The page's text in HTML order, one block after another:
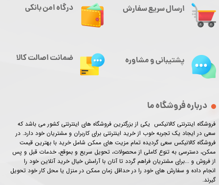
ارسال سریع سفارش
درباره فروشگاه ما
فروشگاه اینترنتی کالانیکس یکی از بزرگترین فروشگاه های اینترنتی کشور می باشد که
سعی در ایجاد یک تجربه خوب از خرید اینترنتی برای کاربران و مشتریان خود دارد. در
فروشگاه کالانیکس سعی گردیده تمام مزیت های ممکن شامل خرید با بهترین قیمت
ممکن، دسترسی به تنوع کاملی از محصولات، تحویل سریع و بموقع، خدمات قبل و پس
از فروش و ...برای مشتریان فراهم گردد تا آنان با آرامش خیال خرید آنلاین خود را
انجام داده و سفارش های خود را در حداقل زمان ممکن در منزل یا محل کار خود تحویل
گیرند.​​​​​​​
درگاه امن بانکی
پشتیبانی و مشاوره ضمانت اصالت کالا